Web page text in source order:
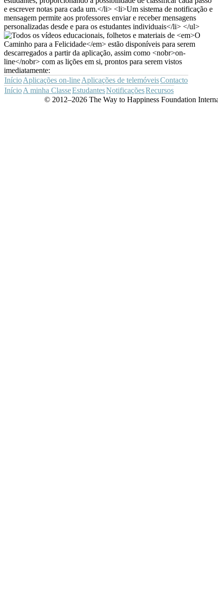
InícioAplicações on-lineAplicações de telemóveisContacto
InícioA minha ClasseEstudantesNotificaçõesRecursos
© 2012–2026 The Way to Happiness Foundation